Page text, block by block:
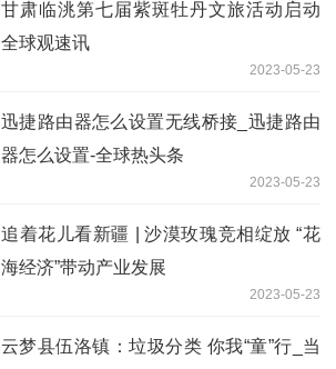
甘肃临洮第七届紫斑牡丹文旅活动启动
全球观速讯
2023-05-23
迅捷路由器怎么设置无线桥接_迅捷路由
器怎么设置-全球热头条
2023-05-23
追着花儿看新疆 | 沙漠玫瑰竞相绽放 “花
海经济”带动产业发展
2023-05-23
云梦县伍洛镇：垃圾分类 你我“童”行_当